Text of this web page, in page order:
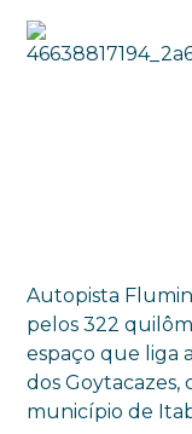
Autopista
pelos 322
espaço que liga
dos
município de